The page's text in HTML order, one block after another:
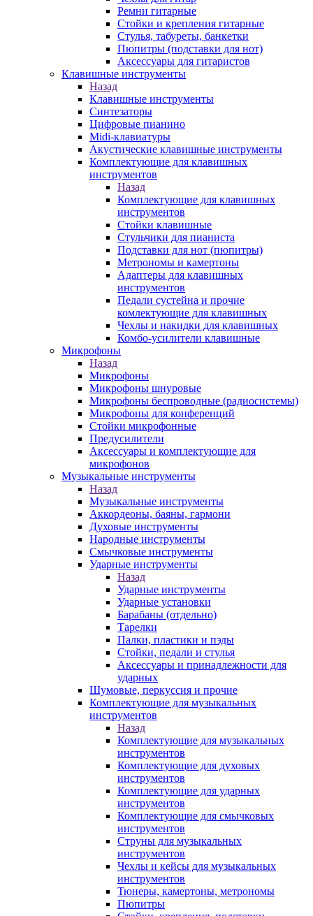
Ремни гитарные
Стойки и крепления гитарные
Стулья, табуреты, банкетки
Пюпитры (подставки для нот)
Аксессуары для гитаристов
Клавишные инструменты
Назад
Клавишные инструменты
Синтезаторы
Цифровые пианино
Midi-клавиатуры
Акустические клавишные инструменты
Комплектующие для клавишных
инструментов
Назад
Комплектующие для клавишных
инструментов
Стойки клавишные
Стульчики для пианиста
Подставки для нот (пюпитры)
Метрономы и камертоны
Адаптеры для клавишных
инструментов
Педали сустейна и прочие
комлектующие для клавишных
Чехлы и накидки для клавишных
Комбо-усилители клавишные
Микрофоны
Назад
Микрофоны
Микрофоны шнуровые
Микрофоны беспроводные (радиосистемы)
Микрофоны для конференций
Стойки микрофонные
Предусилители
Аксессуары и комплектующие для
микрофонов
Музыкальные инструменты
Назад
Музыкальные инструменты
Аккордеоны, баяны, гармони
Духовые инструменты
Народные инструменты
Смычковые инструменты
Ударные инструменты
Назад
Ударные инструменты
Ударные установки
Барабаны (отдельно)
Тарелки
Палки, пластики и пэды
Стойки, педали и стулья
Аксессуары и принадлежности для
ударных
Шумовые, перкуссия и прочие
Комплектующие для музыкальных
инструментов
Назад
Комплектующие для музыкальных
инструментов
Комплектующие для духовых
инструментов
Комплектующие для ударных
инструментов
Комплектующие для смычковых
инструментов
Струны для музыкальных
инструментов
Чехлы и кейсы для музыкальных
инструментов
Тюнеры, камертоны, метрономы
Пюпитры